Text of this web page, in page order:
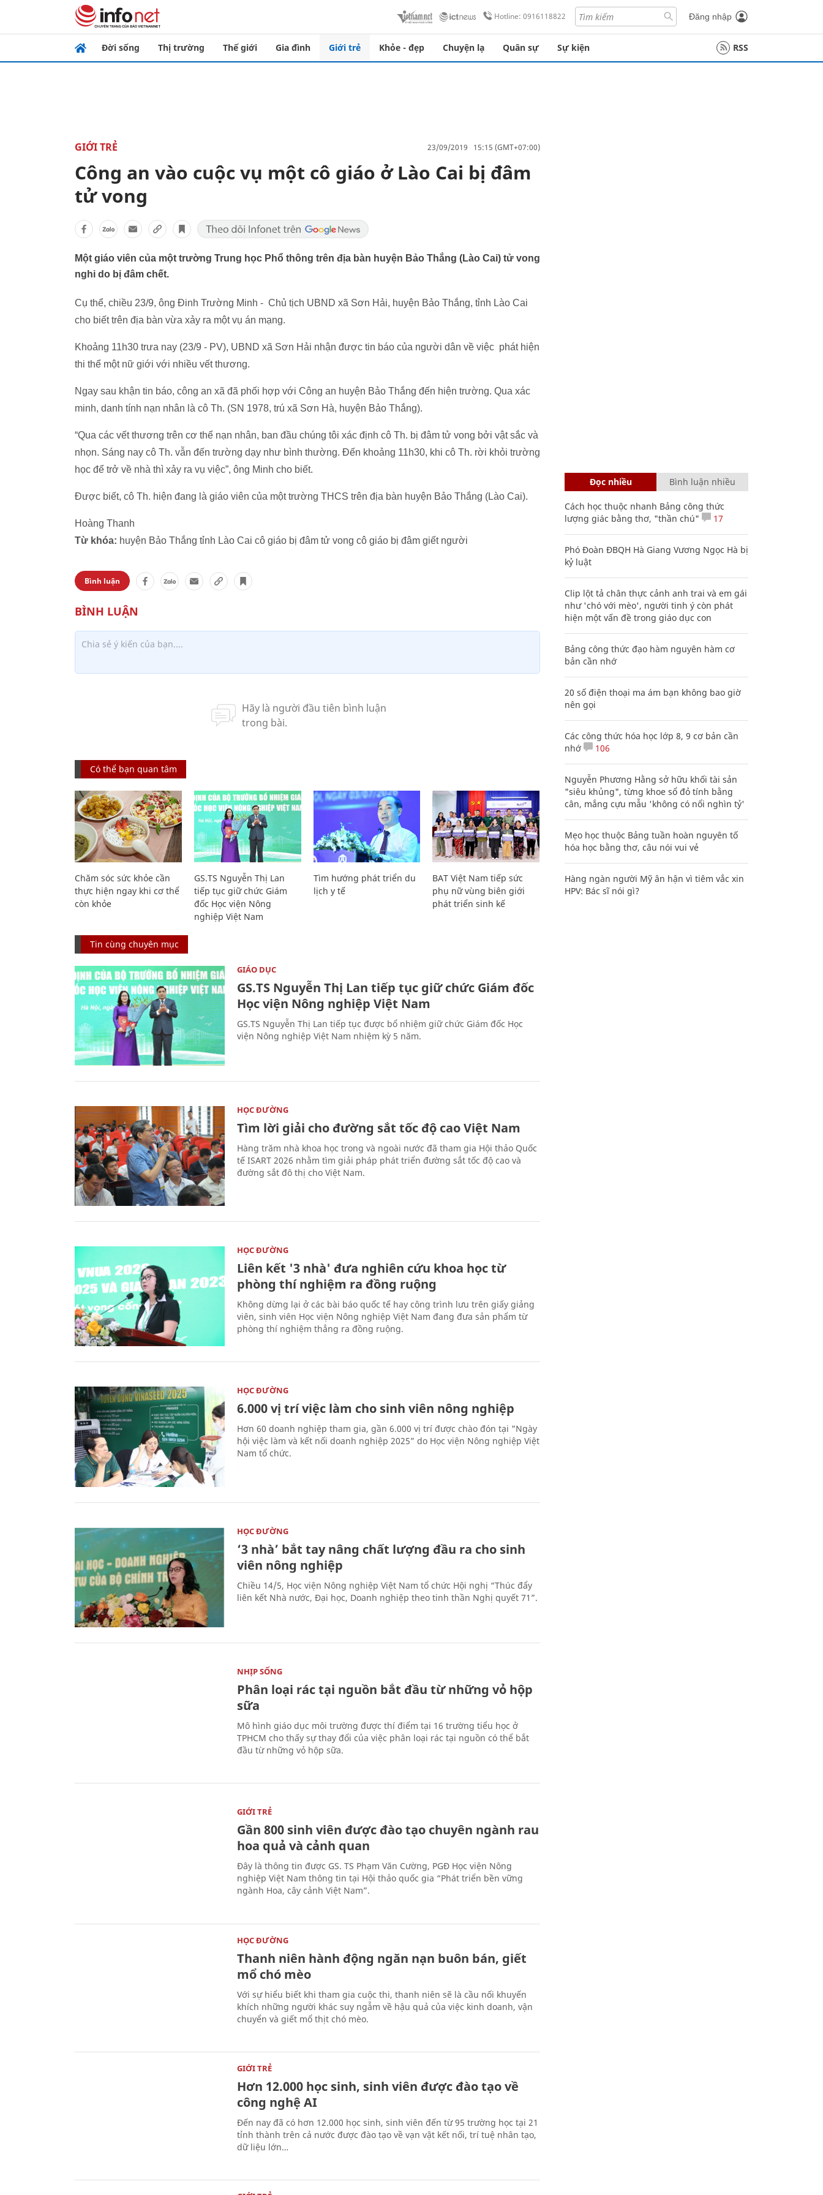
Hotline: 0916118822 Đăng nhập
Đời sống Thị trường Thế giới Gia đình Giới trẻ Khỏe - đẹp Chuyện lạ Quân sự Sự kiện RSS
GIỚI TRẺ 23/09/2019 15:15 (GMT+07:00)
Công an vào cuộc vụ một cô giáo ở Lào Cai bị đâm
tử vong
Một giáo viên của một trường Trung học Phổ thông trên địa bàn huyện Bảo Thắng (Lào Cai) tử vong
nghi do bị đâm chết.
Cụ thể, chiều 23/9, ông Đinh Trường Minh - Chủ tịch UBND xã Sơn Hải, huyện Bảo Thắng, tỉnh Lào Cai
cho biết trên địa bàn vừa xảy ra một vụ án mạng.
Khoảng 11h30 trưa nay (23/9 - PV), UBND xã Sơn Hải nhận được tin báo của người dân về việc phát hiện
thi thể một nữ giới với nhiều vết thương.
Ngay sau khận tin báo, công an xã đã phối hợp với Công an huyện Bảo Thắng đến hiện trường. Qua xác
minh, danh tính nạn nhân là cô Th. (SN 1978, trú xã Sơn Hà, huyện Bảo Thắng).
“Qua các vết thương trên cơ thể nạn nhân, ban đầu chúng tôi xác định cô Th. bị đâm tử vong bởi vật sắc và
nhọn. Sáng nay cô Th. vẫn đến trường dạy như bình thường. Đến khoảng 11h30, khi cô Th. rời khỏi trường
học để trở về nhà thì xảy ra vụ việc”, ông Minh cho biết.
Được biết, cô Th. hiện đang là giáo viên của một trường THCS trên địa bàn huyện Bảo Thắng (Lào Cai).
Hoàng Thanh
Từ khóa: huyện Bảo Thắng tỉnh Lào Cai cô giáo bị đâm tử vong cô giáo bị đâm giết người
Bình luận
Có thể bạn quan tâm
Chăm sóc sức khỏe cần
thực hiện ngay khi cơ thể
còn khỏe
GS.TS Nguyễn Thị Lan
tiếp tục giữ chức Giám
đốc Học viện Nông
nghiệp Việt Nam
Tìm hướng phát triển du
lịch y tế
BAT Việt Nam tiếp sức
phụ nữ vùng biên giới
phát triển sinh kế
Tin cùng chuyên mục
GIÁO DỤC
GS.TS Nguyễn Thị Lan tiếp tục giữ chức Giám đốc
Học viện Nông nghiệp Việt Nam
GS.TS Nguyễn Thị Lan tiếp tục được bổ nhiệm giữ chức Giám đốc Học
viện Nông nghiệp Việt Nam nhiệm kỳ 5 năm.
HỌC ĐƯỜNG
Tìm lời giải cho đường sắt tốc độ cao Việt Nam
Hàng trăm nhà khoa học trong và ngoài nước đã tham gia Hội thảo Quốc
tế ISART 2026 nhằm tìm giải pháp phát triển đường sắt tốc độ cao và
đường sắt đô thị cho Việt Nam.
HỌC ĐƯỜNG
Liên kết '3 nhà' đưa nghiên cứu khoa học từ
phòng thí nghiệm ra đồng ruộng
Không dừng lại ở các bài báo quốc tế hay công trình lưu trên giấy giảng
viên, sinh viên Học viện Nông nghiệp Việt Nam đang đưa sản phẩm từ
phòng thí nghiệm thẳng ra đồng ruộng.
HỌC ĐƯỜNG
6.000 vị trí việc làm cho sinh viên nông nghiệp
Hơn 60 doanh nghiệp tham gia, gần 6.000 vị trí được chào đón tại "Ngày
hội việc làm và kết nối doanh nghiệp 2025” do Học viện Nông nghiệp Việt
Nam tổ chức.
HỌC ĐƯỜNG
‘3 nhà’ bắt tay nâng chất lượng đầu ra cho sinh
viên nông nghiệp
Chiều 14/5, Học viện Nông nghiệp Việt Nam tổ chức Hội nghị “Thúc đẩy
liên kết Nhà nước, Đại học, Doanh nghiệp theo tinh thần Nghị quyết 71”.
NHỊP SỐNG
Phân loại rác tại nguồn bắt đầu từ những vỏ hộp
sữa
Mô hình giáo dục môi trường được thí điểm tại 16 trường tiểu học ở
TPHCM cho thấy sự thay đổi của việc phân loại rác tại nguồn có thể bắt
đầu từ những vỏ hộp sữa.
GIỚI TRẺ
Gần 800 sinh viên được đào tạo chuyên ngành rau
hoa quả và cảnh quan
Đây là thông tin được GS. TS Phạm Văn Cường, PGĐ Học viện Nông
nghiệp Việt Nam thông tin tại Hội thảo quốc gia “Phát triển bền vững
ngành Hoa, cây cảnh Việt Nam”.
HỌC ĐƯỜNG
Thanh niên hành động ngăn nạn buôn bán, giết
mổ chó mèo
Với sự hiểu biết khi tham gia cuộc thi, thanh niên sẽ là cầu nối khuyến
khích những người khác suy ngẫm về hậu quả của việc kinh doanh, vận
chuyển và giết mổ thịt chó mèo.
GIỚI TRẺ
Hơn 12.000 học sinh, sinh viên được đào tạo về
công nghệ AI
Đến nay đã có hơn 12.000 học sinh, sinh viên đến từ 95 trường học tại 21
tỉnh thành trên cả nước được đào tạo về vạn vật kết nối, trí tuệ nhân tạo,
dữ liệu lớn…
Đọc nhiều Bình luận nhiều
Cách học thuộc nhanh Bảng công thức
lượng giác bằng thơ, "thần chú"
17
Phó Đoàn ĐBQH Hà Giang Vương Ngọc Hà bị
kỷ luật
Clip lột tả chân thực cảnh anh trai và em gái
như 'chó với mèo', người tinh ý còn phát
hiện một vấn đề trong giáo dục con
Bảng công thức đạo hàm nguyên hàm cơ
bản cần nhớ
20 số điện thoại ma ám bạn không bao giờ
nên gọi
Các công thức hóa học lớp 8, 9 cơ bản cần
nhớ
106
Nguyễn Phương Hằng sở hữu khối tài sản
"siêu khủng", từng khoe sổ đỏ tính bằng
cân, mắng cựu mẫu 'không có nổi nghìn tỷ'
Mẹo học thuộc Bảng tuần hoàn nguyên tố
hóa học bằng thơ, câu nói vui vẻ
Hàng ngàn người Mỹ ân hận vì tiêm vắc xin
HPV: Bác sĩ nói gì?